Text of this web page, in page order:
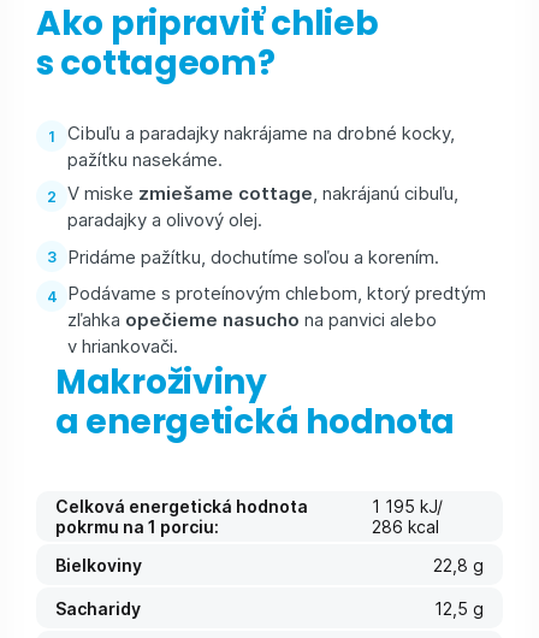
Ako pripraviť chlieb
s cottageom?
Cibuľu a paradajky nakrájame na drobné kocky,
pažítku nasekáme.
V miske zmiešame cottage, nakrájanú cibuľu,
paradajky a olivový olej.
Pridáme pažítku, dochutíme soľou a korením.
Podávame s proteínovým chlebom, ktorý predtým
zľahka opečieme nasucho na panvici alebo
v hriankovači.
Makroživiny
a energetická hodnota
Celková energetická hodnota
pokrmu na 1 porciu:
1 195 kJ/
286 kcal
Bielkoviny
22,8 g
Sacharidy
12,5 g